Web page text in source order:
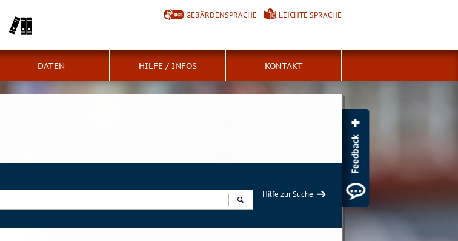
GEBÄRDENSPRACHE LEICHTE SPRACHE
DATEN HILFE / INFOS KONTAKT
Hilfe zur Suche